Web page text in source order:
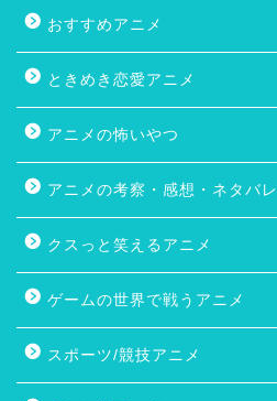
おすすめアニメ
ときめき恋愛アニメ
アニメの怖いやつ
アニメの考察・感想・ネタバレ
クスっと笑えるアニメ
ゲームの世界で戦うアニメ
スポーツ/競技アニメ